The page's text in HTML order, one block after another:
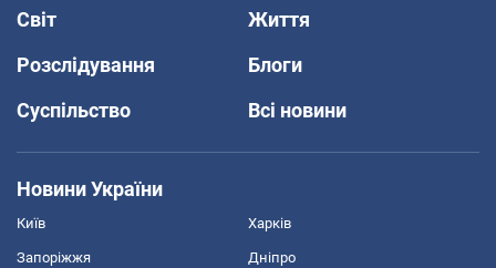
Світ
Життя
Розслідування
Блоги
Суспільство
Всі новини
Новини України
Київ Харків
Запоріжжя Дніпро